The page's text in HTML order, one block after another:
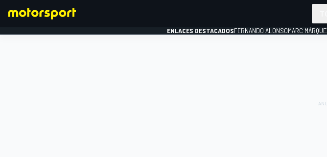
ENLACES DESTACADOSFERNANDO ALONSOMARC